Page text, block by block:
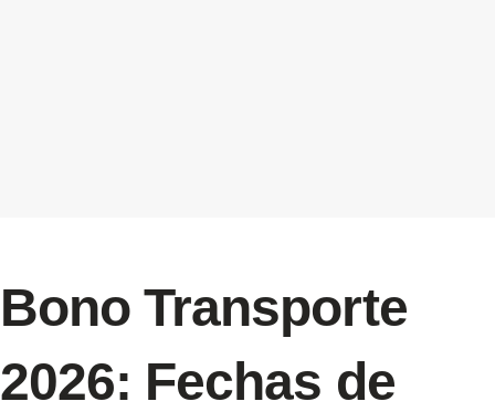
Bono Transporte
2026: Fechas de